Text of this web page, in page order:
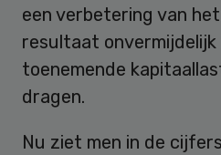
een verbetering van
resultaat onvermijdelijk
toenemende
dragen.
Nu ziet men in de